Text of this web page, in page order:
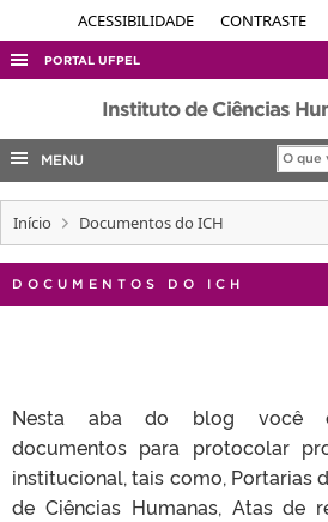
ACESSIBILIDADE CONTRASTE
PORTAL UFPEL
ACESSO À INFORMAÇÃO
AUDITORIA
COBALTO
CONCURSOS
EDITAIS
INTERNACIONAL
TELEFONES
Instituto de Ciências
MENU
Início Documentos do ICH
DOCUMENTOS DO ICH
Nesta aba do blog você
documentos para protocolar
institucional, tais como, Portarias
de Ciências Humanas, Atas de